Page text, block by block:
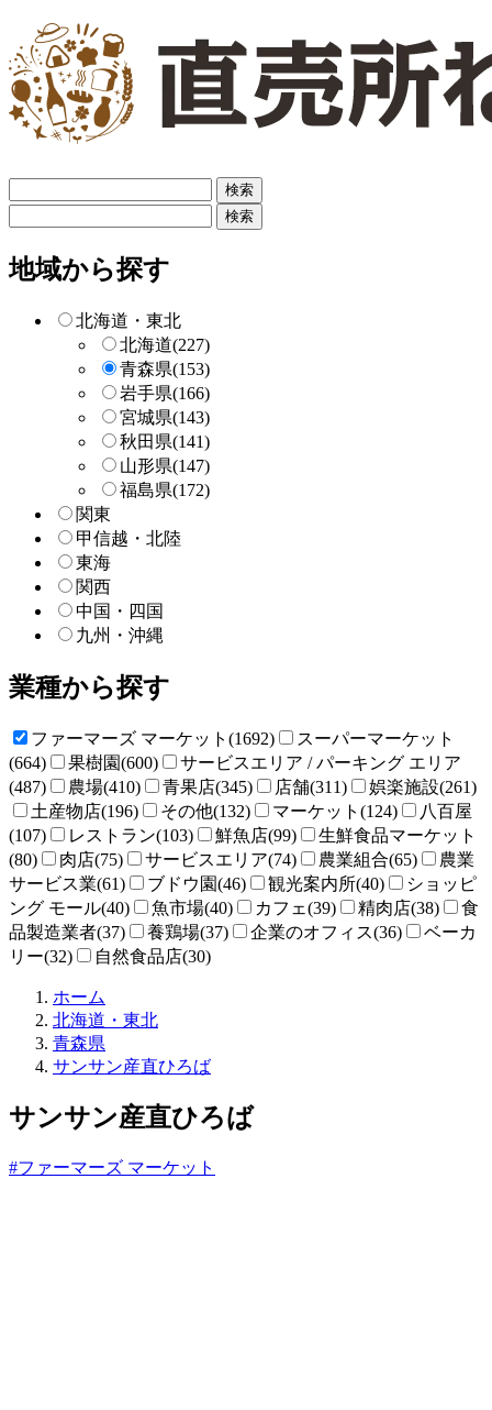
リ
ー
検
索
ー
検
地域から探す
北海道・東北
北海道(227)
青森県(153)
岩手県(166)
宮城県(143)
秋田県(141)
山形県(147)
福島県(172)
関東
甲信越・北陸
東海
関西
中国・四国
九州・沖縄
業種から探す
ファーマーズ マーケット(1692)
スーパーマーケット
(664)
果樹園(600)
サービスエリア / パーキング エリア
(487)
農場(410) 青果店(345) 店舗(311)
娯楽施設(261)
土産物店(196)
その他(132) マーケット(124)
八百屋
(107)
レストラン(103) 鮮魚店(99)
生鮮食品マーケット
(80)
肉店(75) サービスエリア(74) 農業組合(65)
農業
サービス業(61)
ブドウ園(46) 観光案内所(40)
ショッピ
ング モール(40)
魚市場(40) カフェ(39) 精肉店(38)
食
品製造業者(37)
養鶏場(37) 企業のオフィス(36)
ベーカ
リー(32)
自然食品店(30)
ホーム
売
ね
と
北海道・東北
青森県
サンサン産直ひろば
サンサン産直ひろば
#ファーマーズ マーケット